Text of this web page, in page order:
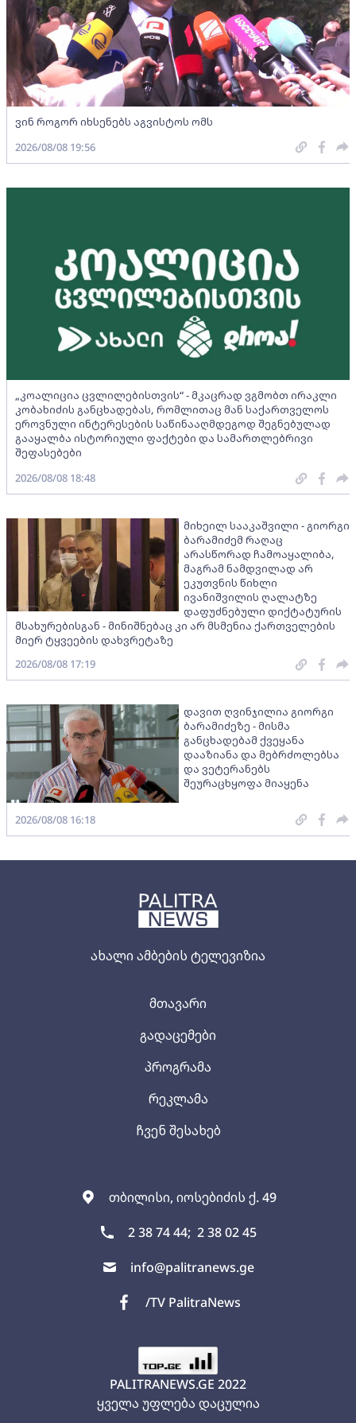
ახალი ამბების ტელევიზია
თბილისი, იოსებიძის ქ. 49
2 38 74 44; 2 38 02 45
info@palitranews.ge
/TV PalitraNews
მთავარი
გადაცემები
პროგრამა
რეკლამა
ჩვენ შესახებ
PALITRANEWS.GE 2022
ყველა უფლება დაცულია
ვინ როგორ იხსენებს აგვისტოს ომს
2026/08/08 19:56
„კოალიცია ცვლილებისთვის“ - მკაცრად ვგმობთ ირაკლი
კობახიძის განცხადებას, რომლითაც მან საქართველოს
ეროვნული ინტერესების საწინააღმდეგოდ შეგნებულად
გააყალბა ისტორიული ფაქტები და სამართლებრივი
შეფასებები
2026/08/08 18:48
მიხეილ სააკაშვილი - გიორგი
ბარამიძემ რაღაც
არასწორად ჩამოაყალიბა,
მაგრამ ნამდვილად არ
ეკუთვნის წიხლი
ივანიშვილის ღალატზე
დაფუძნებული დიქტატურის
მსახურებისგან - მინიშნებაც კი არ მსმენია ქართველების
მიერ ტყვეების დახვრეტაზე
2026/08/08 17:19
დავით ღვინჯილია გიორგი
ბარამიძეზე - მისმა
განცხადებამ ქვეყანა
დააზიანა და მებრძოლებსა
და ვეტერანებს
შეურაცხყოფა მიაყენა
2026/08/08 16:18